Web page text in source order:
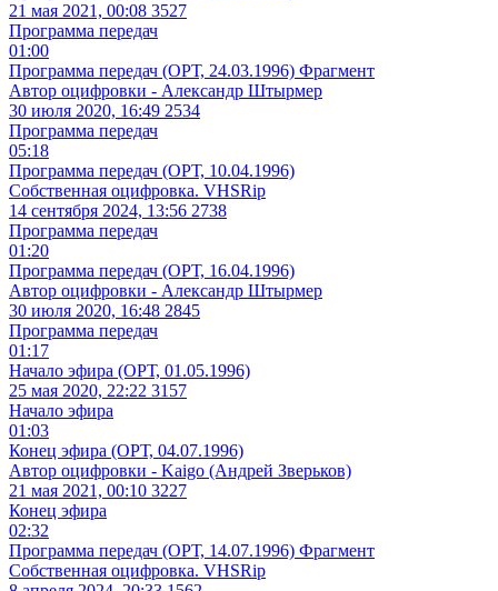
21 мая 2021, 00:08 3527
Программа передач
01:00
Программа передач (ОРТ, 24.03.1996) Фрагмент
Автор оцифровки - Александр Штырмер
30 июля 2020, 16:49 2534
Программа передач
05:18
Программа передач (ОРТ, 10.04.1996)
Собственная оцифровка. VHSRip
14 сентября 2024, 13:56 2738
Программа передач
01:20
Программа передач (ОРТ, 16.04.1996)
Автор оцифровки - Александр Штырмер
30 июля 2020, 16:48 2845
Программа передач
01:17
Начало эфира (ОРТ, 01.05.1996)
25 мая 2020, 22:22 3157
Начало эфира
01:03
Конец эфира (ОРТ, 04.07.1996)
Автор оцифровки - Kaigo (Андрей Зверьков)
21 мая 2021, 00:10 3227
Конец эфира
02:32
Программа передач (ОРТ, 14.07.1996) Фрагмент
Собственная оцифровка. VHSRip